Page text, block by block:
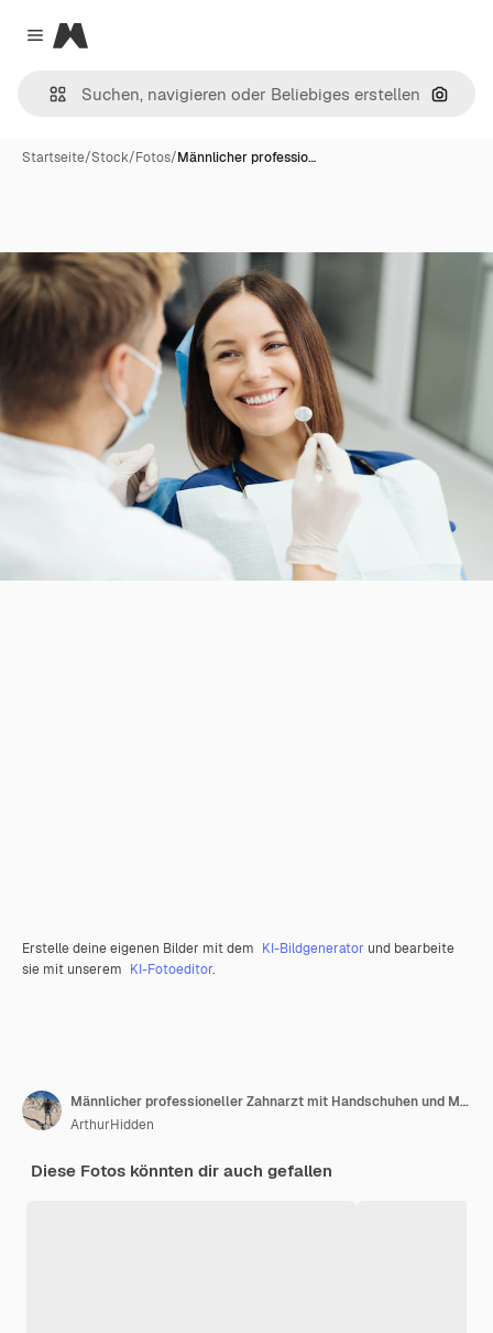
Close menu
Magnific
Nach
Startseite/Stock/Fotos/Männlicher professio…
Erstelle deine eigenen Bilder mit dem KI-Bildgenerator und bearbeite
sie mit unserem KI-Fotoeditor.
Männlicher professioneller Zahnarzt mit Handschuhen und Maske und besprechen Sie, wie die Behandlung der Zähne des Patienten aussehen wird
ArthurHidden
Diese Fotos könnten dir auch gefallen